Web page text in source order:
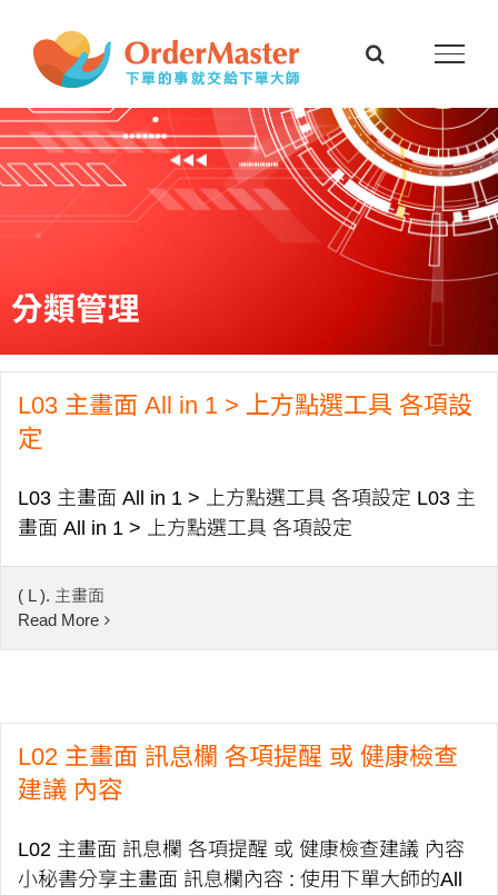
content
分類管理
L03 主畫面 All in 1 > 上方點選工具 各項設
定
L03 主畫面 All in 1 > 上方點選工具 各項設定 L03 主
畫面 All in 1 > 上方點選工具 各項設定
( L ). 主畫面
Read More
L02 主畫面 訊息欄 各項提醒 或 健康檢查
建議 內容
L02 主畫面 訊息欄 各項提醒 或 健康檢查建議 內容
小秘書分享主畫面 訊息欄內容 : 使用下單大師的All